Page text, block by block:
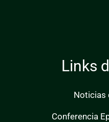
Links
Noticias
Conferencia